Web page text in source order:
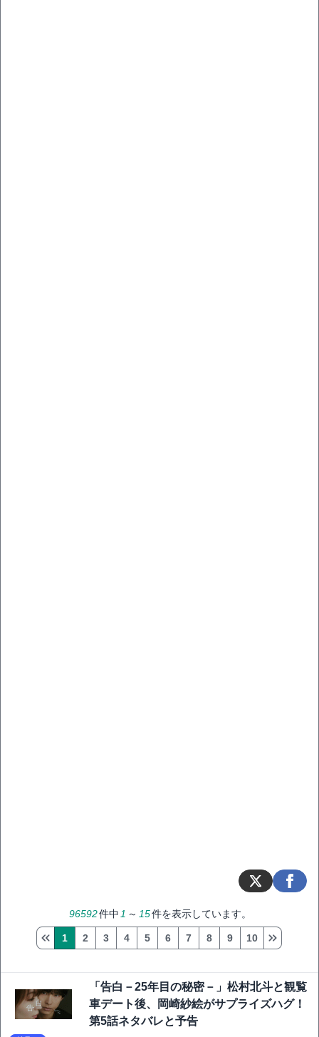
96592件中 1 ～ 15件を表示しています。
1 2 3 4 5 6 7 8 9 10
「告白－25年目の秘密－」松村北斗と観覧
車デート後、岡崎紗絵がサプライズハグ！
第5話ネタバレと予告